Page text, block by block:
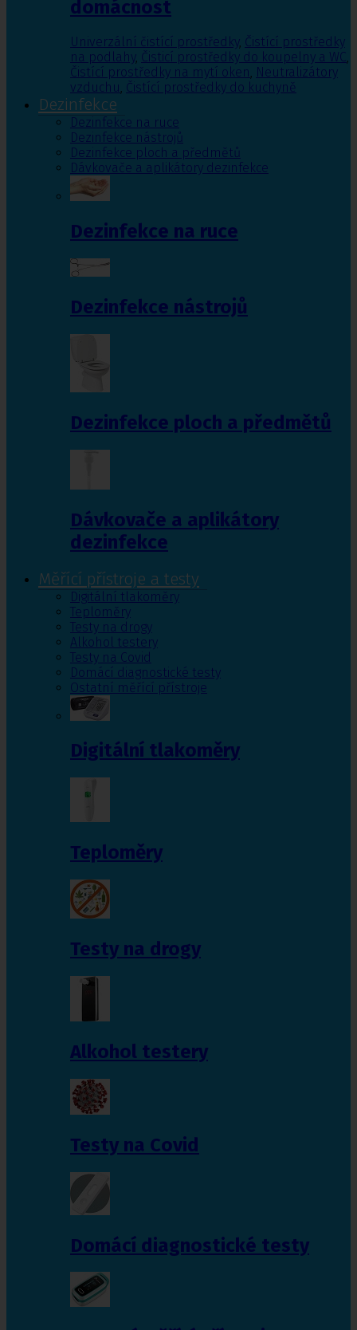
domácnost
Univerzální čistící prostředky, Čistící prostředky
na podlahy, Čisticí prostředky do koupelny a WC,
Čistící prostředky na mytí oken, Neutralizátory
vzduchu, Čistící prostředky do kuchyně
Dezinfekce
Dezinfekce na ruce
Dezinfekce nástrojů
Dezinfekce ploch a předmětů
Dávkovače a aplikátory dezinfekce
Dezinfekce na ruce
Dezinfekce nástrojů
Dezinfekce ploch a předmětů
Dávkovače a aplikátory
dezinfekce
Měřící přístroje a testy
Digitální tlakoměry
Teploměry
Testy na drogy
Alkohol testery
Testy na Covid
Domácí diagnostické testy
Ostatní měřící přístroje
Digitální tlakoměry
Teploměry
Testy na drogy
Alkohol testery
Testy na Covid
Domácí diagnostické testy